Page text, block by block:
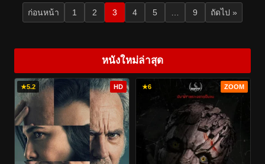
ก่อนหน้า 1 2 3 4 5 9 ถัดไป »
หนังใหม่ล่าสุด
★5.2 HD ★6 ZOOM